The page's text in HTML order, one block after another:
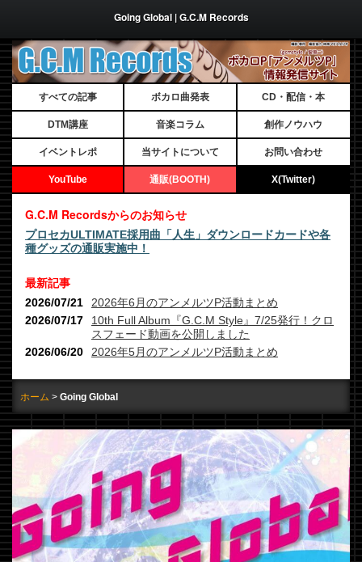
Going Global | G.C.M Records
すべての記事 ボカロ曲発表 CD・配信・本
DTM講座 音楽コラム 創作ノウハウ
イベントレポ 当サイトについて お問い合わせ
YouTube 通販(BOOTH) X(Twitter)
G.C.M Recordsからのお知らせ
プロセカULTIMATE採用曲「人生」ダウンロードカードや各
種グッズの通販実施中！
最新記事
2026年6月のアンメルツP活動まとめ
2026/07/21
10th Full Album『G.C.M Style』7/25発行！クロ
スフェード動画を公開しました
2026/07/17
2026年5月のアンメルツP活動まとめ
2026/06/20
ホーム Going Global